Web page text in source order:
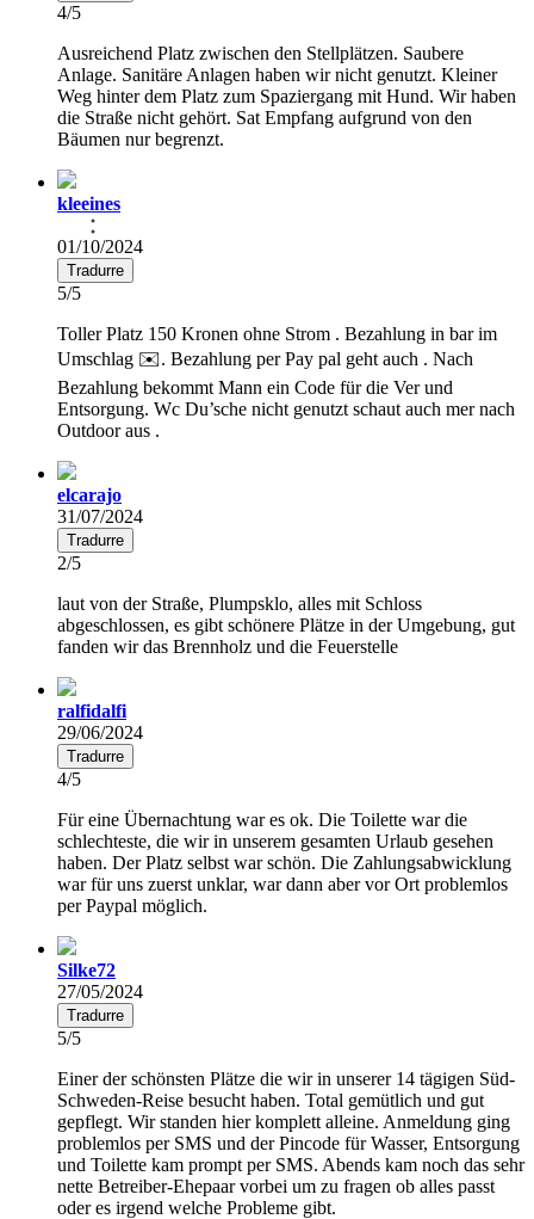
4/5
Ausreichend Platz zwischen den Stellplätzen. Saubere
Anlage. Sanitäre Anlagen haben wir nicht genutzt. Kleiner
Weg hinter dem Platz zum Spaziergang mit Hund. Wir haben
die Straße nicht gehört. Sat Empfang aufgrund von den
Bäumen nur begrenzt.
kleeines
01/10/2024
Tradurre
5/5
Toller Platz 150 Kronen ohne Strom . Bezahlung in bar im
Umschlag ✉️. Bezahlung per Pay pal geht auch . Nach
Bezahlung bekommt Mann ein Code für die Ver und
Entsorgung. Wc Du’sche nicht genutzt schaut auch mer nach
Outdoor aus .
elcarajo
31/07/2024
Tradurre
2/5
laut von der Straße, Plumpsklo, alles mit Schloss
abgeschlossen, es gibt schönere Plätze in der Umgebung, gut
fanden wir das Brennholz und die Feuerstelle
ralfidalfi
29/06/2024
Tradurre
4/5
Für eine Übernachtung war es ok. Die Toilette war die
schlechteste, die wir in unserem gesamten Urlaub gesehen
haben. Der Platz selbst war schön. Die Zahlungsabwicklung
war für uns zuerst unklar, war dann aber vor Ort problemlos
per Paypal möglich.
Silke72
27/05/2024
Tradurre
5/5
Einer der schönsten Plätze die wir in unserer 14 tägigen Süd-
Schweden-Reise besucht haben. Total gemütlich und gut
gepflegt. Wir standen hier komplett alleine. Anmeldung ging
problemlos per SMS und der Pincode für Wasser, Entsorgung
und Toilette kam prompt per SMS. Abends kam noch das sehr
nette Betreiber-Ehepaar vorbei um zu fragen ob alles passt
oder es irgend welche Probleme gibt.